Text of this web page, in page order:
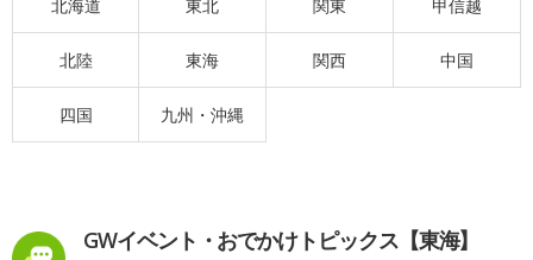
北海道 東北 関東 甲信越
北陸 東海 関西 中国
四国 九州・沖縄
GWイベント・おでかけトピックス【東海】